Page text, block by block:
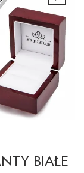
BIAŁE